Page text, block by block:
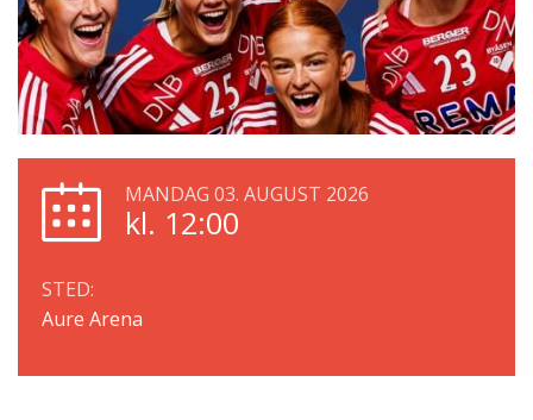
MANDAG 03. AUGUST 2026
kl. 12:00
STED:
Aure Arena